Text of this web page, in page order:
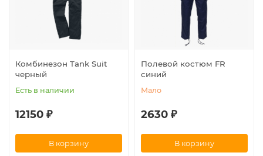
Комбинезон Tank Suit
черный
Есть в наличии
12150 ₽
В корзину
Полевой костюм FR
синий
Мало
2630 ₽
В корзину